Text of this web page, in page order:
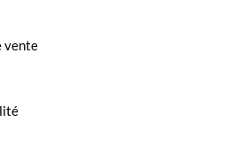
vente